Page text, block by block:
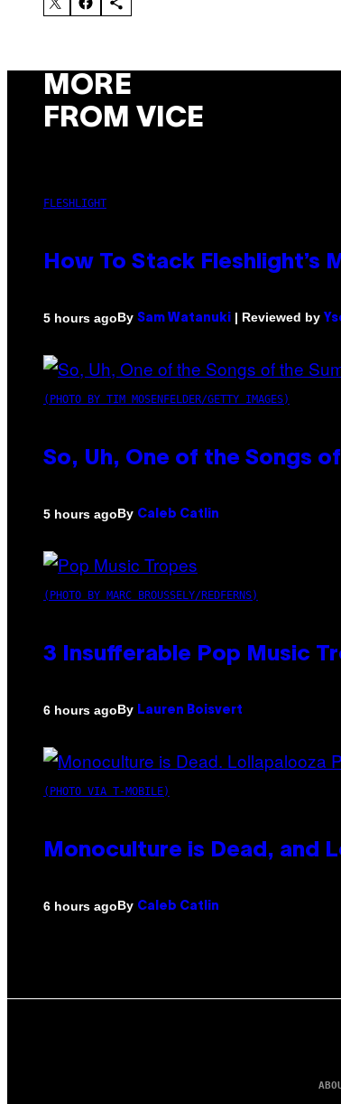
MORE
FROM VICE
FLESHLIGHT
How To Stack Fleshlight’s
5 hours agoBy Sam Watanuki | Reviewed by
(PHOTO BY TIM MOSENFELDER/GETTY IMAGES)
So, Uh, One of the Songs
5 hours agoBy Caleb Catlin
(PHOTO BY MARC BROUSSELY/REDFERNS)
3 Insufferable Pop Music
6 hours agoBy Lauren Boisvert
(PHOTO VIA T-MOBILE)
Monoculture is Dead, and
6 hours agoBy Caleb Catlin